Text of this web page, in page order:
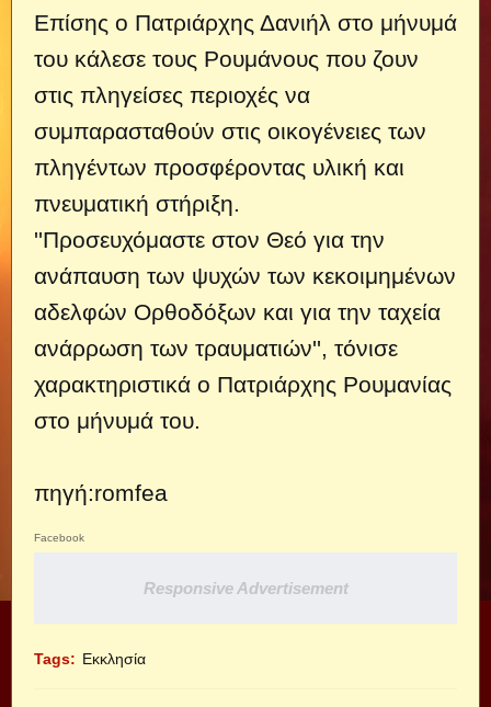
Επίσης ο Πατριάρχης Δανιήλ στο μήνυμά
του κάλεσε τους Ρουμάνους που ζουν
στις πληγείσες περιοχές να
συμπαρασταθούν στις οικογένειες των
πληγέντων προσφέροντας υλική και
πνευματική στήριξη.
''Προσευχόμαστε στον Θεό για την
ανάπαυση των ψυχών των κεκοιμημένων
αδελφών Ορθοδόξων και για την ταχεία
ανάρρωση των τραυματιών'', τόνισε
χαρακτηριστικά ο Πατριάρχης Ρουμανίας
στο μήνυμά του.
πηγή:romfea
Facebook
Responsive Advertisement
Tags: Εκκλησία